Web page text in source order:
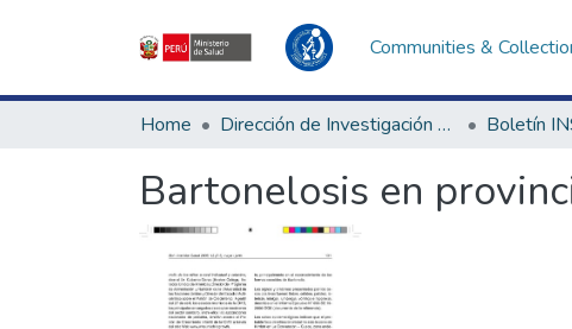
Communities &
Home Dirección de Investigación e Innovación en Salud Boletín
Bartonelosis en